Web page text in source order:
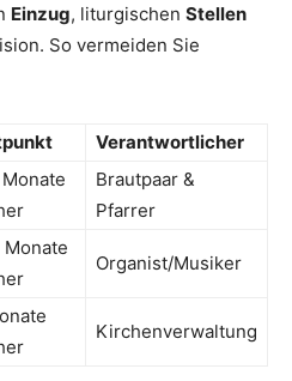
Einzug, liturgischen Stellen
So vermeiden Sie
Verantwortlicher
Brautpaar &
Pfarrer
Organist/Musiker
Kirchenverwaltung